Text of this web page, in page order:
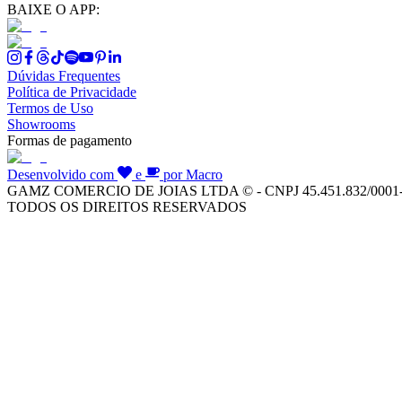
BAIXE O APP:
Dúvidas Frequentes
Política de Privacidade
Termos de Uso
Showrooms
Formas de pagamento
Desenvolvido com e
por Macro
GAMZ COMERCIO DE JOIAS LTDA © - CNPJ 45.451.832/
TODOS OS DIREITOS RESERVADOS